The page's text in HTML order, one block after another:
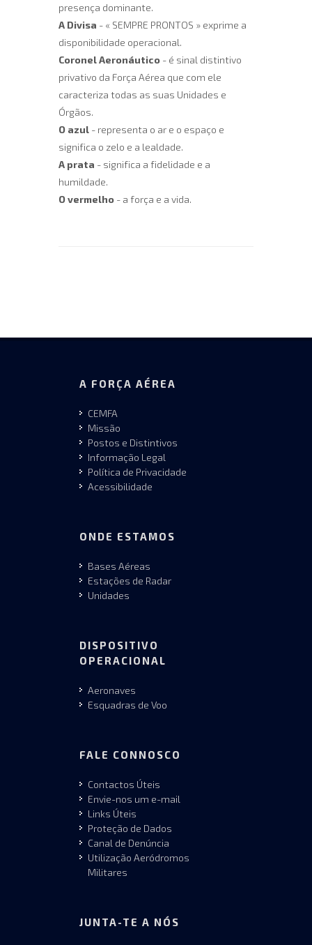
presença dominante.
A Divisa - « SEMPRE PRONTOS » exprime a
disponibilidade operacional.
Coronel Aeronáutico - é sinal distintivo
privativo da Força Aérea que com ele
caracteriza todas as suas Unidades e
Órgãos.
O azul - representa o ar e o espaço e
significa o zelo e a lealdade.
A prata - significa a fidelidade e a
humildade.
O vermelho - a força e a vida.
A FORÇA AÉREA
CEMFA
Missão
Postos e Distintivos
Informação Legal
Política de Privacidade
Acessibilidade
ONDE ESTAMOS
Bases Aéreas
Estações de Radar
Unidades
DISPOSITIVO
OPERACIONAL
Aeronaves
Esquadras de Voo
FALE CONNOSCO
Contactos Úteis
Envie-nos um e-mail
Links Úteis
Proteção de Dados
Canal de Denúncia
Utilização Aeródromos
Militares
JUNTA-TE A NÓS